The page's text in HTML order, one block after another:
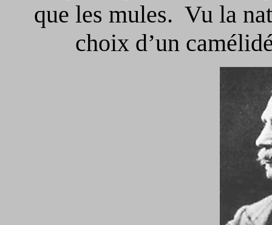
que les mules. Vu la
choix d’un